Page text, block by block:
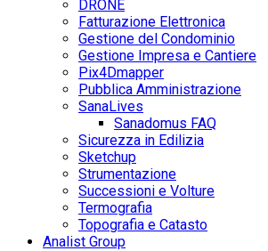
DRONE
Fatturazione Elettronica
Gestione del Condominio
Gestione Impresa e Cantiere
Pix4Dmapper
Pubblica Amministrazione
SanaLives
Sanadomus FAQ
Sicurezza in Edilizia
Sketchup
Strumentazione
Successioni e Volture
Termografia
Topografia e Catasto
Analist Group